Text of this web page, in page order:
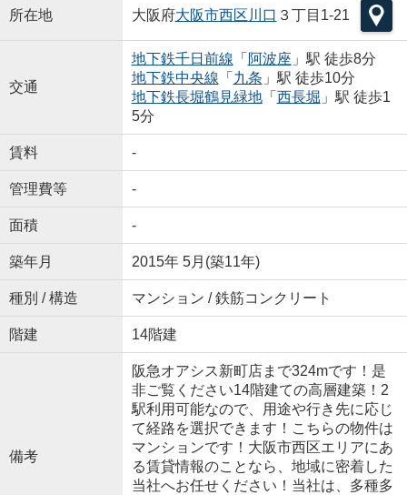
所在地 大阪府大阪市西区 川口 ３丁目1-21
交通
地下鉄千日前線 「 阿波座 」駅 徒歩8分
地下鉄中央線 「 九条 」駅 徒歩10分
地下鉄長堀鶴見緑地「 西長堀 」駅 徒歩1
5分
賃料 -
管理費等 -
面積 -
築年月 2015年 5月(築11年)
種別 / 構造 マンション / 鉄筋コンクリート
階建 14階建
備考
阪急オアシス新町店まで324mです！是
非ご覧ください14階建ての高層建築！2
駅利用可能なので、用途や行き先に応じ
て経路を選択できます！こちらの物件は
マンションです！大阪市西区エリアにあ
る賃貸情報のことなら、地域に密着した
当社へお任せください！当社は、多種多